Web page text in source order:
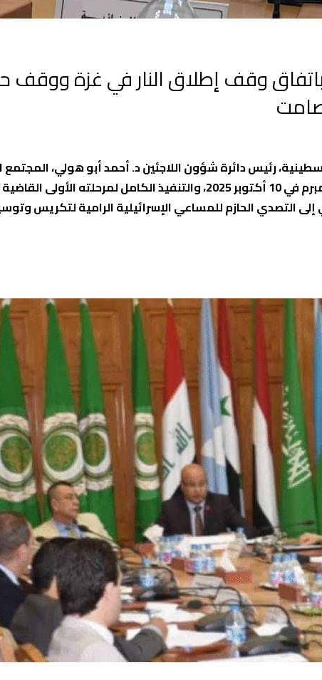
باتفاق وقف إطلاق النار في غزة ووقف
رئيس دائرة شؤون اللاجئين د. أحمد أبو هولي،
لإلزام إسرائيل بتطبيق اتفاق وقف إطلاق النار المبرم في 10 أكتوبر 2025، والتنفيذ الكامل
التصدي الحازم للمساعي الإسرائيلية الرامية لتكريس